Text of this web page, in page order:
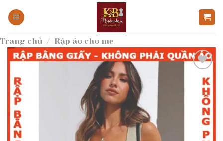
qua
dung
Trang chủ / Rập áo cho mẹ
Add to
wishlist